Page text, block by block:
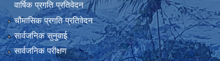
वार्षिक प्रगति प्रतिवेदन
चौमासिक प्रगति प्रतिवेदन
सार्वजनिक सुनुवाई
सार्वजनिक परीक्षण